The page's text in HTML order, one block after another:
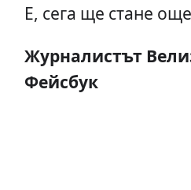
Е, сега ще стане
Журналистът
Фейсбук